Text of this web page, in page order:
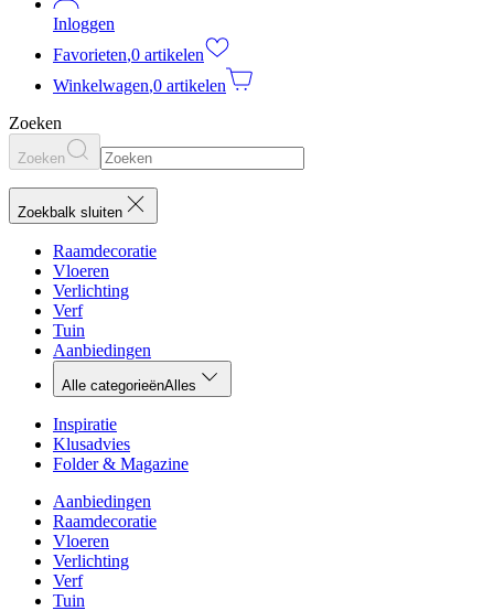
Inloggen
Favorieten,0 artikelen
Winkelwagen,0 artikelen
Zoeken
Zoeken
Zoekbalk sluiten
Raamdecoratie
Vloeren
Verlichting
Verf
Tuin
Aanbiedingen
Alle categorieënAlles
Inspiratie
Klusadvies
Folder & Magazine
Aanbiedingen
Raamdecoratie
Vloeren
Verlichting
Verf
Tuin